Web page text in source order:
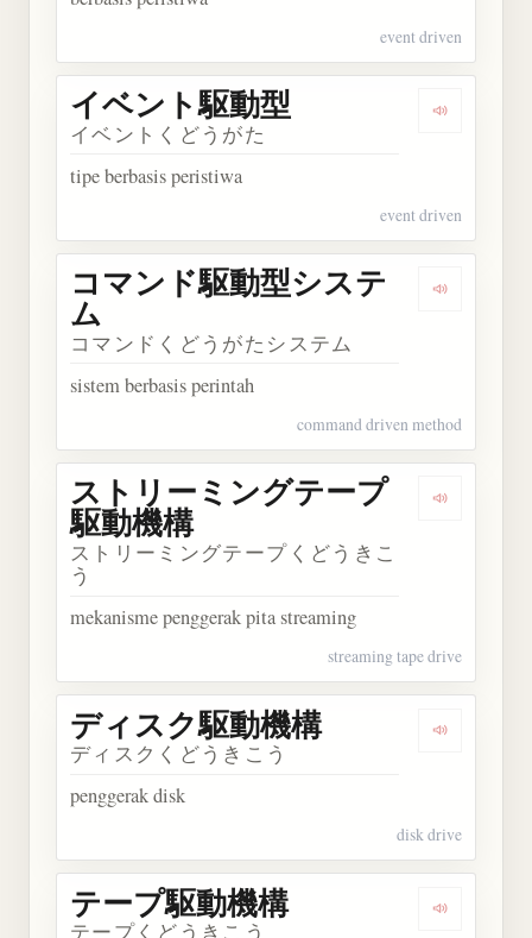
event driven
Dengarkan
イベント駆動型
イベントくどうがた
tipe berbasis peristiwa
event driven
Dengarkan
コマンド駆動型システ
ム
コマンドくどうがたシステム
sistem berbasis perintah
command driven method
ストリーミングテープ
駆動機構
ストリーミングテープくどうきこ
う
mekanisme penggerak pita streaming
streaming tape drive
Dengarkan
ディスク駆動機構
ディスクくどうきこう
penggerak disk
disk drive
Dengarkan
テープ駆動機構
テープくどうきこう